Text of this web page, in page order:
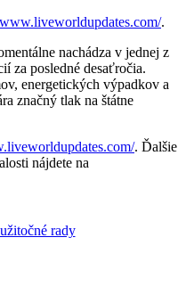
.
nachádza v jednej z
za posledné desaťročia.
energetických výpadkov a
značný tlak na štátne
. Ďalšie
nájdete na